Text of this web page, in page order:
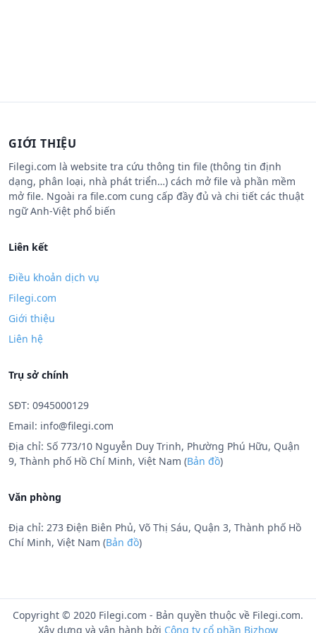
GIỚI THIỆU
Filegi.com là website tra cứu thông tin file (thông tin định
dạng, phân loại, nhà phát triển…) cách mở file và phần mềm
mở file. Ngoài ra file.com cung cấp đầy đủ và chi tiết các thuật
ngữ Anh-Việt phổ biến
Liên kết
Điều khoản dịch vụ
Filegi.com
Giới thiệu
Liên hệ
Trụ sở chính
SĐT: 0945000129
Email: info@filegi.com
Địa chỉ: Số 773/10 Nguyễn Duy Trinh, Phường Phú Hữu, Quận
9, Thành phố Hồ Chí Minh, Việt Nam (Bản đồ)
Văn phòng
Địa chỉ: 273 Điện Biên Phủ, Võ Thị Sáu, Quận 3, Thành phố Hồ
Chí Minh, Việt Nam (Bản đồ)
Copyright © 2020 Filegi.com - Bản quyền thuộc về Filegi.com.
Xây dựng và vận hành bởi Công ty cổ phần Bizhow